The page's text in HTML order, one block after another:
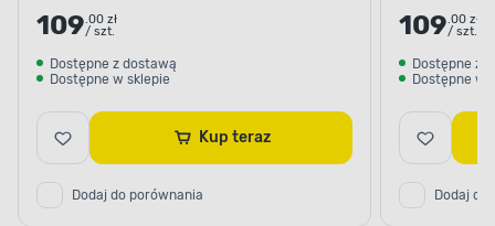
109.00 zł
/ szt.
Dostępne z dostawą
Dostępne w sklepie
Kup teraz
Dodaj do porównania
109.00 zł
/ szt.
Dostępne z
Dostępne w
Dodaj do